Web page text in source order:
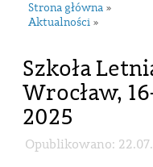
Strona główna »
Aktualności »
Szkoła
Wrocław,
2025
Opublikowano: